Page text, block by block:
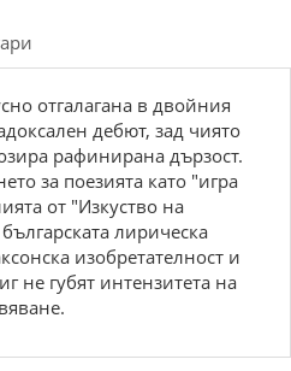
отгалагана в двойния
дебют, зад чиято
рафинирана дързост.
за поезията като "игра
от "Изкуство на
лирическа
изобретателност и
не губят интензитета на